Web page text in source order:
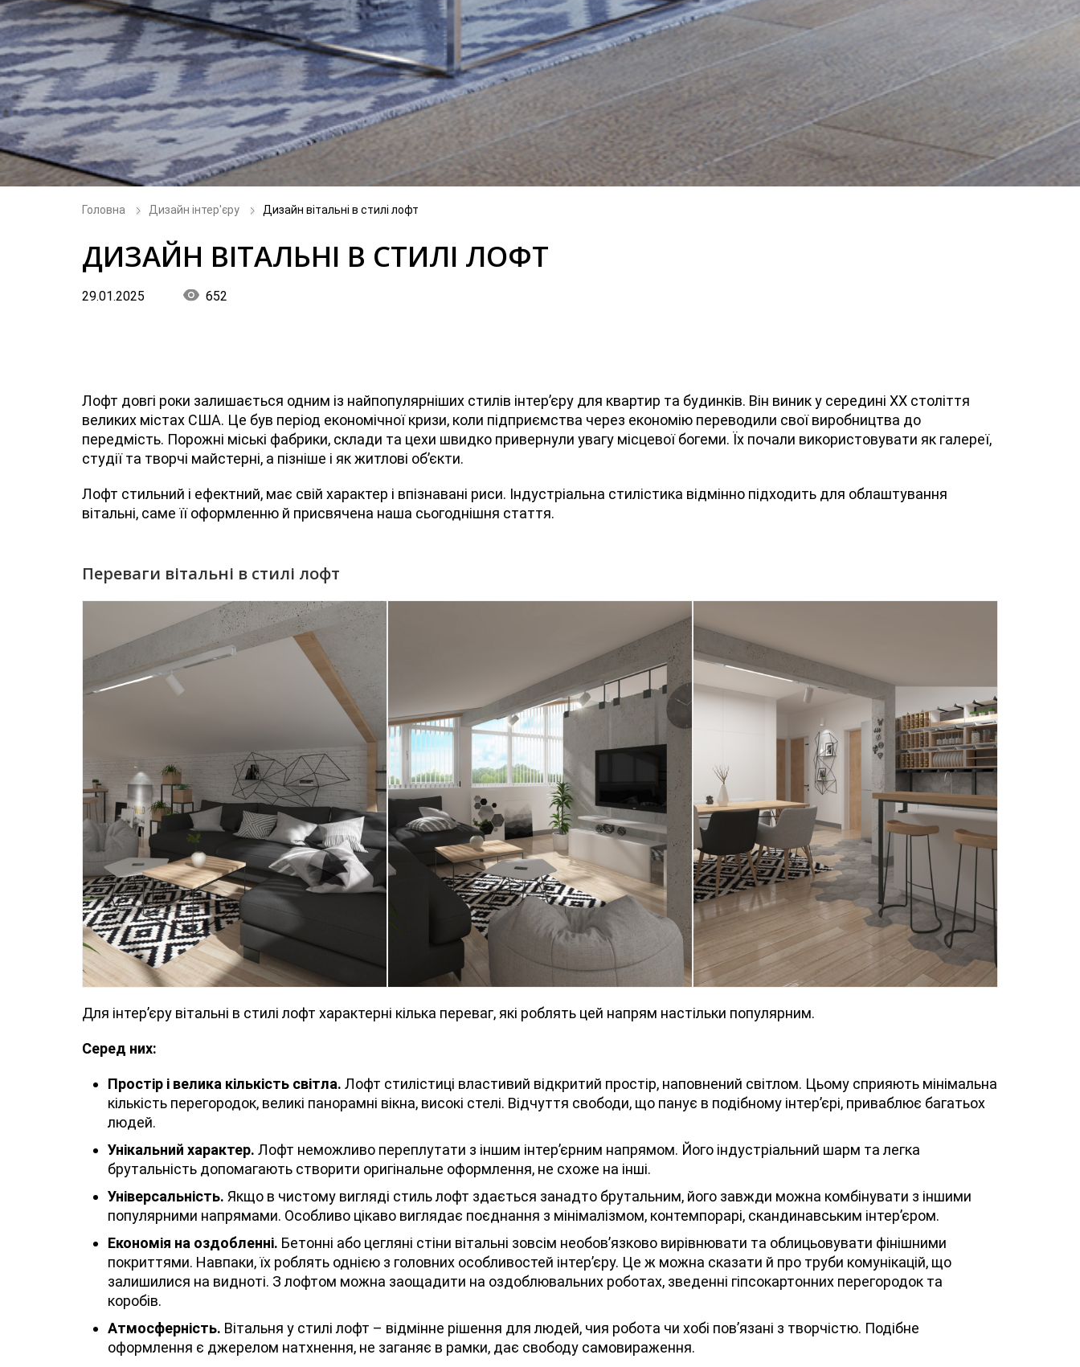
Головна Дизайн інтер'єру Дизайн вітальні в стилі лофт
ДИЗАЙН ВІТАЛЬНІ В СТИЛІ ЛОФТ
29.01.2025 652
Лофт довгі роки залишається одним із найпопулярніших стилів інтер’єру для квартир та будинків. Він виник у середині ХХ століття
великих містах США. Це був період економічної кризи, коли підприємства через економію переводили свої виробництва до
передмість. Порожні міські фабрики, склади та цехи швидко привернули увагу місцевої богеми. Їх почали використовувати як галереї,
студії та творчі майстерні, а пізніше і як житлові об’єкти.
Лофт стильний і ефектний, має свій характер і впізнавані риси. Індустріальна стилістика відмінно підходить для облаштування
вітальні, саме її оформленню й присвячена наша сьогоднішня стаття.
Переваги вітальні в стилі лофт
Для інтер’єру вітальні в стилі лофт характерні кілька переваг, які роблять цей напрям настільки популярним.
Серед них:
Простір і велика кількість світла. Лофт стилістиці властивий відкритий простір, наповнений світлом. Цьому сприяють мінімальна
кількість перегородок, великі панорамні вікна, високі стелі. Відчуття свободи, що панує в подібному інтер’єрі, приваблює багатьох
людей.
Унікальний характер. Лофт неможливо переплутати з іншим інтер’єрним напрямом. Його індустріальний шарм та легка
брутальність допомагають створити оригінальне оформлення, не схоже на інші.
Універсальність. Якщо в чистому вигляді стиль лофт здається занадто брутальним, його завжди можна комбінувати з іншими
популярними напрямами. Особливо цікаво виглядає поєднання з мінімалізмом, контемпорарі, скандинавським інтер’єром.
Економія на оздобленні. Бетонні або цегляні стіни вітальні зовсім необов’язково вирівнювати та облицьовувати фінішними
покриттями. Навпаки, їх роблять однією з головних особливостей інтер’єру. Це ж можна сказати й про труби комунікацій, що
залишилися на видноті. З лофтом можна заощадити на оздоблювальних роботах, зведенні гіпсокартонних перегородок та
коробів.
Атмосферність. Вітальня у стилі лофт – відмінне рішення для людей, чия робота чи хобі пов’язані з творчістю. Подібне
оформлення є джерелом натхнення, не заганяє в рамки, дає свободу самовираження.